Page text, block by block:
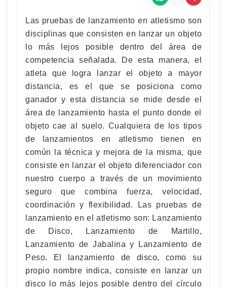
Las pruebas de lanzamiento en atletismo son
disciplinas que consisten en lanzar un objeto
lo más lejos posible dentro del área de
competencia señalada. De esta manera, el
atleta que logra lanzar el objeto a mayor
distancia, es el que se posiciona como
ganador y esta distancia se mide desde el
área de lanzamiento hasta el punto donde el
objeto cae al suelo. Cualquiera de los tipos
de lanzamientos en atletismo tienen en
común la técnica y mejora de la misma, que
consiste en lanzar el objeto diferenciador con
nuestro cuerpo a través de un movimiento
seguro que combina fuerza, velocidad,
coordinación y flexibilidad. Las pruebas de
lanzamiento en el atletismo son: Lanzamiento
de Disco, Lanzamiento de Martillo,
Lanzamiento de Jabalina y Lanzamiento de
Peso. El lanzamiento de disco, como su
propio nombre indica, consiste en lanzar un
disco lo más lejos posible dentro del círculo